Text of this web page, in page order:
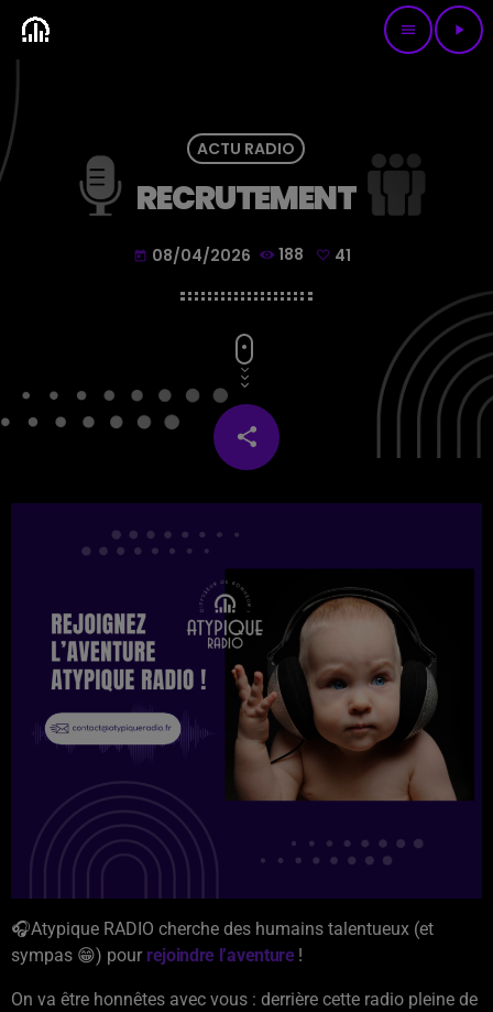
menu play_arrow
ACTU RADIO
RECRUTEMENT
today 08/04/2026 188 41
share
email
🎧Atypique RADIO cherche des humains talentueux (et
sympas 😁) pour rejoindre l’aventure !
On va être honnêtes avec vous : derrière cette radio pleine de